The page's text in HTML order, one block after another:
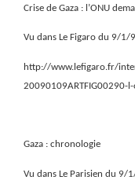
Crise de Gaza : l’ONU
Vu dans Le Figaro du 9/1/9
http://www.lefigaro.fr/
20090109ARTFIG00290-
Gaza : chronologie
Vu dans Le Parisien du 9/